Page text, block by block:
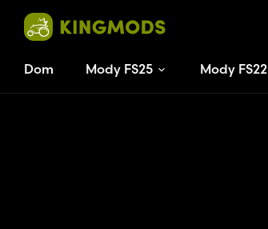
Dom Mody FS25 Mody FS22